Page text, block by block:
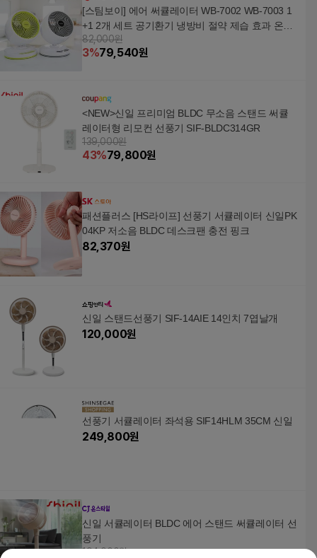
[스팀보이] 에어 써큘레이터 WB-7002 WB-7003 1
+1 2개 세트 공기환기 냉방비 절약 제습 효과 온도
유지
82,000원
3%79,540원
<NEW>신일 프리미엄 BLDC 무소음 스탠드 써큘
레이터형 리모컨 선풍기 SIF-BLDC314GR
139,000원
43%79,800원
패션플러스 [HS라이프] 선풍기 서큘레이터 신일PK
04KP 저소음 BLDC 데스크팬 충전 핑크
82,370원
신일 스탠드선풍기 SIF-14AIE 14인치 7엽날개
120,000원
선풍기 서큘레이터 좌석용 SIF14HLM 35CM 신일
249,800원
신일 서큘레이터 BLDC 에어 스탠드 써큘레이터 선
풍기
194,000원